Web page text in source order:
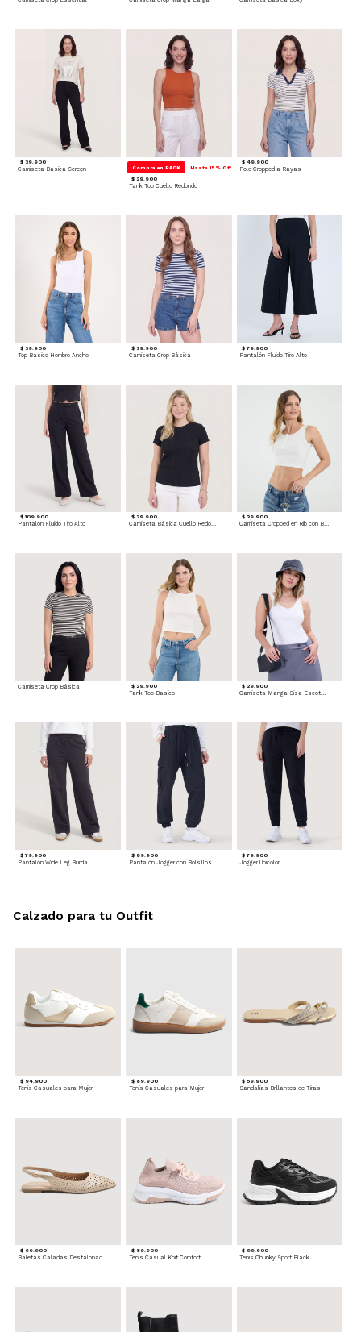
$ 39.900
Camiseta Basica Screen Compra en PACK Hasta 15% Off
$ 29.900
Tank Top Cuello Redondo
$ 49.900
Polo Cropped a Rayas
$ 39.900
Top Basico Hombro Ancho
$ 39.900
Camiseta Crop Básica
$ 79.900
Pantalón Fluido Tiro Alto
$ 109.900
Pantalón Fluido Tiro Alto
$ 39.900
Camiseta Básica Cuello Redondo
$ 39.900
Camiseta Cropped en Rib con Botones
Camiseta Crop Básica $ 29.900
Tank Top Basico
$ 29.900
Camiseta Manga Sisa Escotada
$ 79.900
Pantalón Wide Leg Burda
$ 89.900
Pantalón Jogger con Bolsillos Cargo
$ 79.900
Jogger Unicolor
$ 94.900
Tenis Casuales para Mujer
$ 89.900
Tenis Casuales para Mujer
$ 59.900
Sandalias Brillantes de Tiras
$ 69.900 $ 89.900
Tenis Casual Knit Comfort
$ 99.900
Tenis Chunky Sport Black
Calzado para tu Outfit